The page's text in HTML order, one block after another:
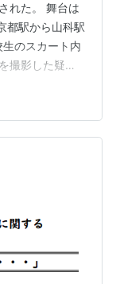
れた。 舞台は
都駅から山科駅
のスカート内
撮影した疑い
カンテレは
アは「私立高
私立なのか、
な罪に問わ
事でわかるこ